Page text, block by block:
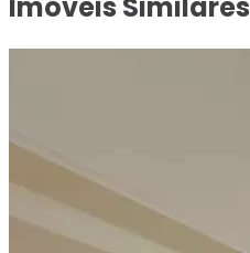
Imóveis Similares